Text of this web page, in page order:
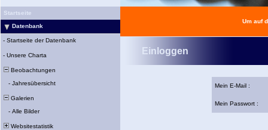
Startseite
Datenbank
- Startseite der Datenbank
- Unsere Charta
Beobachtungen
- Jahresübersicht
Galerien
- Alle Bilder
Websitestatistik
Um auf
Einloggen
Mein E-Mail :
Mein Passwort :